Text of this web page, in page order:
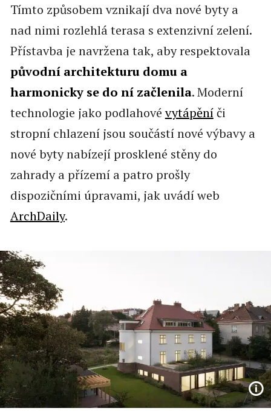
Tímto způsobem vznikají dva nové byty a
nad nimi rozlehlá terasa s extenzivní zelení.
Přístavba je navržena tak, aby respektovala
původní architekturu domu a
harmonicky se do ní začlenila. Moderní
technologie jako podlahovévytápěníči
stropní chlazení jsou součástí nové výbavy a
nové byty nabízejí prosklené stěny do
zahrady a přízemí a patro prošly
dispozičními úpravami, jak uvádí web
ArchDaily.